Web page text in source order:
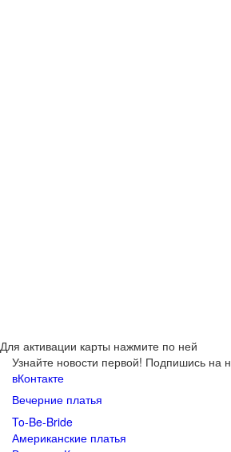
Для активации карты нажмите по ней
Узнайте новости первой! Подпишись на
вКонтакте
Вечерние платья
To-Be-Bride
Американские платья